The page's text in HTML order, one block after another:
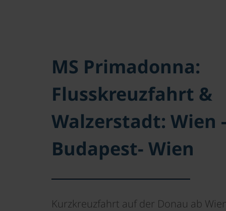
MS Primadonna:
Flusskreuzfahrt &
Walzerstadt: Wien
Budapest- Wien
Kurzkreuzfahrt auf der Donau ab